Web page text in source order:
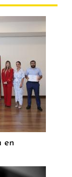
en